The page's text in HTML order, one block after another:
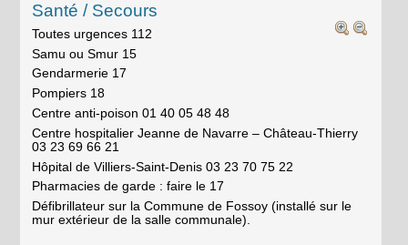
Santé / Secours
Toutes urgences 112
Samu ou Smur 15
Gendarmerie 17
Pompiers 18
Centre anti-poison 01 40 05 48 48
Centre hospitalier Jeanne de Navarre – Château-Thierry
03 23 69 66 21
Hôpital de Villiers-Saint-Denis 03 23 70 75 22
Pharmacies de garde : faire le 17
Défibrillateur sur la Commune de Fossoy (installé sur le
mur extérieur de la salle communale).